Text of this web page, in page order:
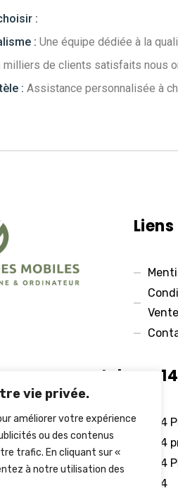
vie privée.
améliorer votre expérience
ou des contenus
trafic. En cliquant sur «
à notre utilisation des
:
: Une équipe dédiée à la
milliers de clients satisfaits nous
: Assistance personnalisée à
Vente
Iphone 14
iPhone 14
iPhone 14
iPhone 14
iPhone 14